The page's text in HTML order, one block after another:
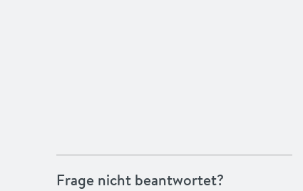
Frage nicht beantwortet?